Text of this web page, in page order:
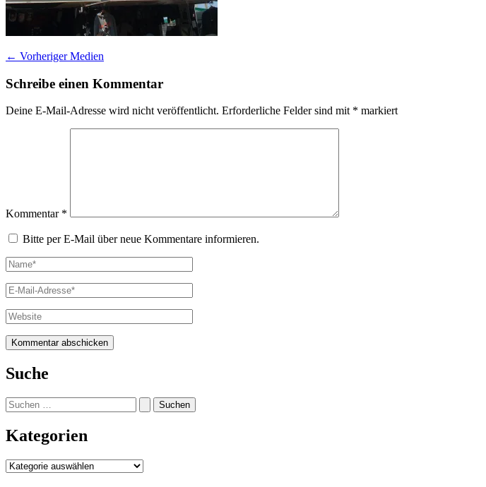
← Vorheriger Medien
Schreibe einen Kommentar
Deine E-Mail-Adresse wird nicht veröffentlicht. Erforderliche Felder sind mit * markiert
Kommentar *
Bitte per E-Mail über neue Kommentare informieren.
Name*
E-
Mail-
Adresse*
Website
Suche
Suchen
nach:
Kategorien
Kategorien